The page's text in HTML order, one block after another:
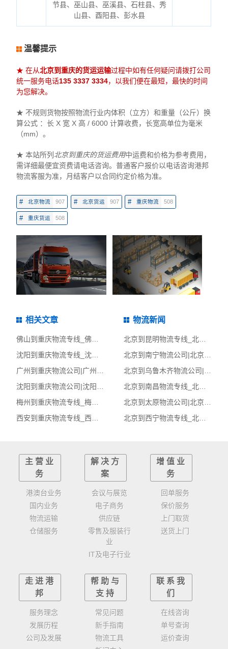
节县、巫山县、巫溪县、石柱县、秀
山县、酉阳县、彭水县
温馨提示
★ 在从北京到重庆的货运运输过程中如有任何疑问请拨打公司
统一服务电话135 3337 3334，以我们便在最短，最快的时间
为您解决。
★ 不规则货物按照物流行业内体积（立方）和重量（公斤）换
算公式 ：长 X 宽 X 高 / 6000 计算收费，长宽高单位为毫米
（mm）。
★ 本站所列 北京到重庆的货运费用中运费和价格为参考费用，
需详细最便宜资费请电话咨询。普通客户报价以电话咨询港邦
物流客服为准，月结客户以合同约定价格为准。
# 北京物流 907 # 北京货运 907 # 重庆物流 508
# 重庆货运 508
相关文章
佛山到重庆物流专线_佛山到重庆物流公司_佛山至重庆物流货运专线
沈阳到重庆物流专线_沈阳到重庆物流公司_沈阳至重庆物流货运专线
广州到重庆物流公司|广州至重庆货运公司
沈阳到重庆物流公司|沈阳至重庆货运公司
梅州到重庆物流专线_梅州到重庆物流公司_梅州至重庆物流货运专线
西安到重庆物流专线_西安到重庆物流公司_西安至重庆物流货运专线
物流新闻
北京到昆明物流专线_北京到昆明物流公司_北京至昆明物流货运专线
北京到南宁物流公司|北京至南宁货运公司
北京到乌鲁木齐物流公司|北京至乌鲁木齐货运公司
北京到南昌物流专线_北京到南昌物流公司_北京至南昌物流货运专线
北京到太原物流公司|北京至太原货运公司
北京到西宁物流专线_北京到西宁物流公司_北京至西宁物流货运专线
主营业
务
港澳台业务
国内业务
物流运输
仓储服务
解决方
案
会议与展览
电子商务
供应链
零售及服装行
业
IT及电子行业
增值业
务
回单服务
保价服务
上门取货
送货上门
走进港
邦
服务理念
发展历程
公司及发展
帮助与
支持
常见问题
新手指南
物流工具
联系我
们
在线咨询
单号查询
运价查询